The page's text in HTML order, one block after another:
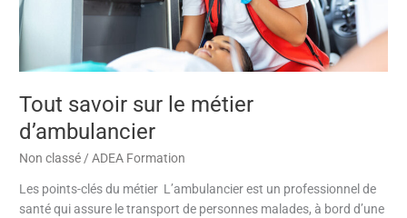
Tout savoir sur le métier
d’ambulancier
Non classé /ADEA Formation
Les points-clés du métier L’ambulancier est un professionnel de
santé qui assure le transport de personnes malades, à bord d’une